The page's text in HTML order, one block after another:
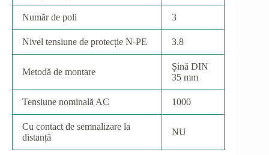
Număr de poli 3
Nivel tensiune de protecție N-PE 3.8
Metodă de montare
Șină DIN
35 mm
Tensiune nominală AC 1000
Cu contact de semnalizare la
distanță
NU